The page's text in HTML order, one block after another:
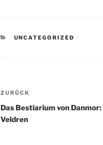
KATEGORIEN
UNCATEGORIZED
Beitragsnavigation
Vorheriger
Beitrag
ZURÜCK
Das Bestiarium von Danmor:
Veldren